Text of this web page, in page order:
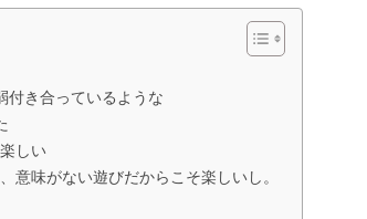
付き合っているような
しい
意味がない遊びだからこそ楽しいし。